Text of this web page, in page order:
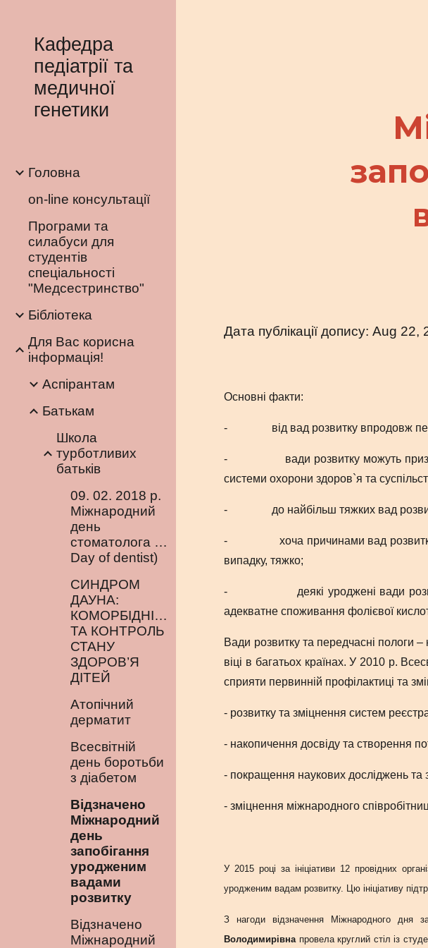
Кафедра
педіатрії та
медичної
генетики
Головна
on-line консультації
Програми та
силабуси для
студентів
спеціальності
"Медсестринство"
Бібліотека
Для Вас корисна
інформація!
Аспірантам
Батькам
Школа
турботливих
батьків
09. 02. 2018 р.
Міжнародний
день
стоматолога (International
Day of dentist)
CИНДРОМ
ДАУНА:
КОМОРБІДНІСТЬ
ТА КОНТРОЛЬ
СТАНУ
ЗДОРОВ’Я
ДІТЕЙ
Атопічний
дерматит
Всесвітній
день боротьби
з діабетом
Відзначено
Міжнародний
день
запобігання
уродженим
вадами
розвитку
Відзначено
Міжнародний
Дата публікації допису: Aug
Основні факти:
- від вад розвитку впродовж
-
вади розвитку можуть
системи охорони здоров`я та
- до найбільш тяжких вад
-
хоча причинами вад
випадку, тяжко;
-
деякі уроджені вади
адекватне споживання фолієвої
Вади розвитку та передчасні пологи
віці в багатьох країнах. У 2010 р.
сприяти первинній профілактиці та
- розвитку та зміцнення систем
- накопичення досвіду та створення
- покращення наукових досліджень та
- зміцнення міжнародного
У 2015 році за ініціативи 12 провідних
уродженим вадам розвитку. Цю ініціативу
З нагоди відзначення Міжнародного дня
Володимирівнапровела круглий стіл із